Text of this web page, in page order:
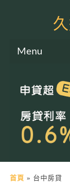
Menu
土地二
房屋二
軍公教
土地貸款
首頁 » 台中房貸